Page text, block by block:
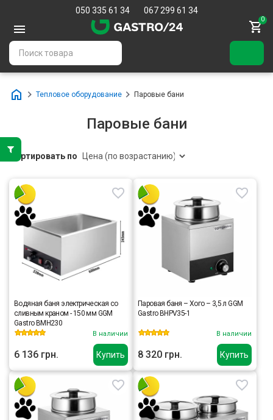
050 335 61 34 067 299 61 34
0
Тепловое оборудование Паровые бани
Паровые бани
Сортировать по
Купить
Водяная баня электрическая со
сливным краном - 150 мм GGM
Gastro BMH230
В наличии
6 136 грн. Купить
Паровая баня – Хого – 3,5 л GGM
Gastro BHPV35-1
В наличии
8 320 грн.